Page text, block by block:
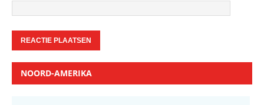
NOORD-AMERIKA